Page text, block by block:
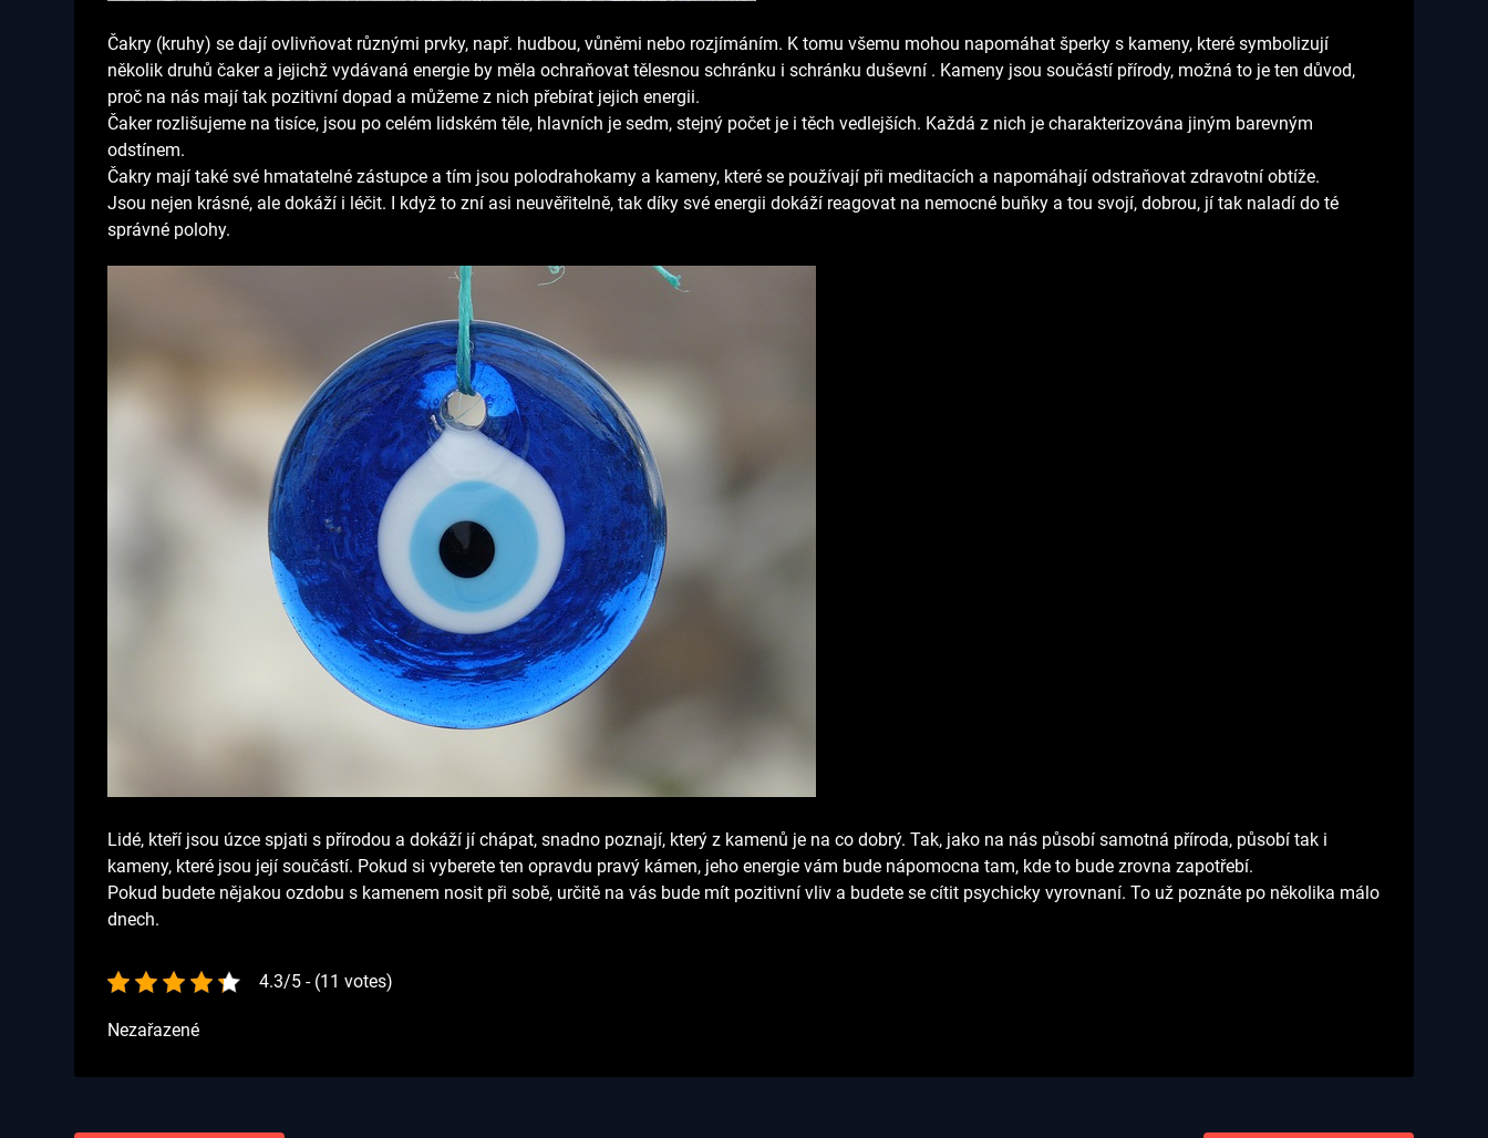
Čakry (kruhy) se dají ovlivňovat různými prvky, např. hudbou, vůněmi nebo rozjímáním. K tomu všemu mohou napomáhat šperky s kameny, které symbolizují
několik druhů čaker a jejichž vydávaná energie by měla ochraňovat tělesnou schránku i schránku duševní . Kameny jsou součástí přírody, možná to je ten důvod,
proč na nás mají tak pozitivní dopad a můžeme z nich přebírat jejich energii.
Čaker rozlišujeme na tisíce, jsou po celém lidském těle, hlavních je sedm, stejný počet je i těch vedlejších. Každá z nich je charakterizována jiným barevným
odstínem.
Čakry mají také své hmatatelné zástupce a tím jsou polodrahokamy a kameny, které se používají při meditacích a napomáhají odstraňovat zdravotní obtíže.
Jsou nejen krásné, ale dokáží i léčit. I když to zní asi neuvěřitelně, tak díky své energii dokáží reagovat na nemocné buňky a tou svojí, dobrou, jí tak naladí do té
správné polohy.
Lidé, kteří jsou úzce spjati s přírodou a dokáží jí chápat, snadno poznají, který z kamenů je na co dobrý. Tak, jako na nás působí samotná příroda, působí tak i
kameny, které jsou její součástí. Pokud si vyberete ten opravdu pravý kámen, jeho energie vám bude nápomocna tam, kde to bude zrovna zapotřebí.
Pokud budete nějakou ozdobu s kamenem nosit při sobě, určitě na vás bude mít pozitivní vliv a budete se cítit psychicky vyrovnaní. To už poznáte po několika málo
dnech.
4.3/5 - (11 votes)
Nezařazené